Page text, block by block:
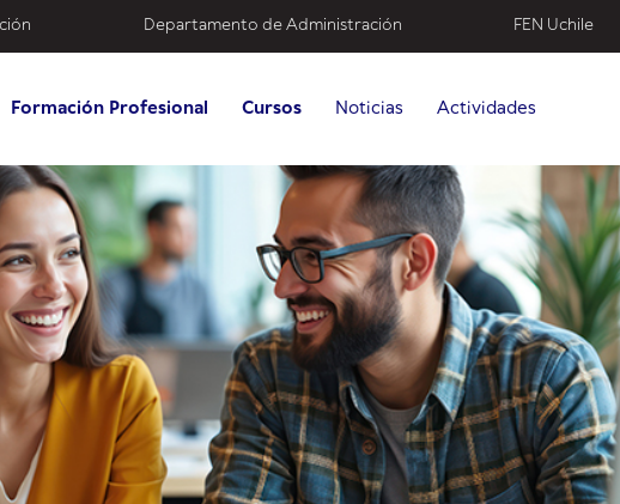
Departamento de Administración FEN Uchile
Formación Profesional Cursos Noticias Actividades